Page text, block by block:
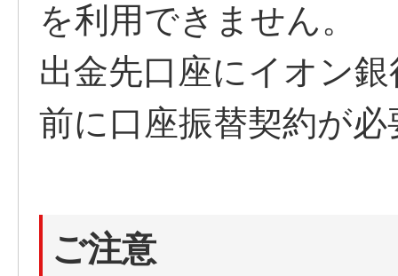
を利用できません。
出金先口座にイオン
前に口座振替契約が
ご注意